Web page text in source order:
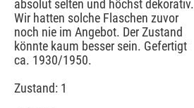
absolut selten und höchst dekorativ.
Wir hatten solche Flaschen zuvor
noch nie im Angebot. Der Zustand
könnte kaum besser sein. Gefertigt
ca. 1930/1950.
Zustand: 1